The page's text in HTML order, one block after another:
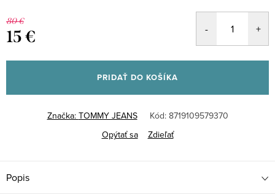
80 €
15 €
cena:
PRIDAŤ DO KOŠÍKA
Značka: TOMMY JEANS Kód: 8719109579370
Opýtať sa
Zdieľať
Popis